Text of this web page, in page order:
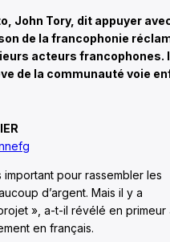
John Tory, dit appuyer
de la francophonie
acteurs francophones.
de la communauté voie
pour rassembler les
d’argent. Mais il y a
», a-t-il révélé en primeur
en français.